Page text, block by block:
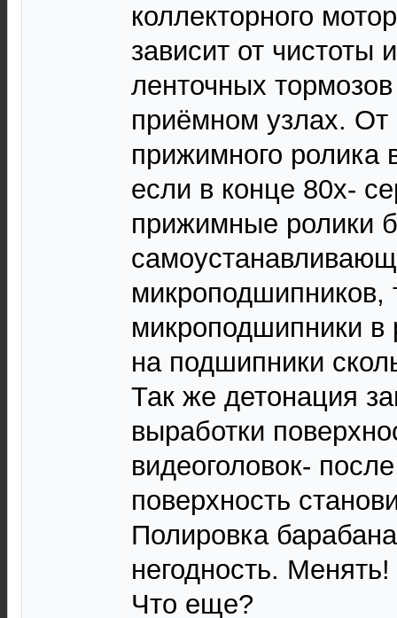
коллекторного
зависит от чистоты
ленточных
приёмном узлах. От
прижимного ролика
если в конце 80х-
прижимные ролики
микроподшипников,
микроподшипники в
на подшипники
Так же детонация
выработки
видеоголовок-
поверхность
Полировка
негодность. Менять!
Что еще?